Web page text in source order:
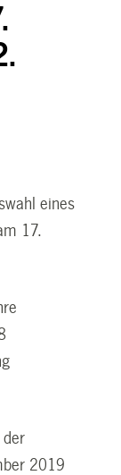
eines
17.
der
2019